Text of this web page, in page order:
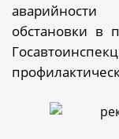
обстановки в